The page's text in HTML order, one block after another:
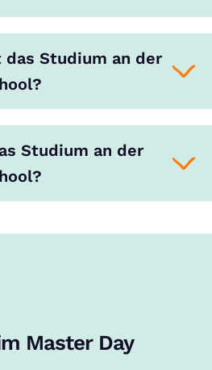
das Studium an der
Studium an der
Master Day